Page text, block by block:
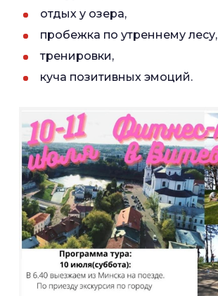
отдых у озера,
пробежка по утреннему лесу,
тренировки,
куча позитивных эмоций.